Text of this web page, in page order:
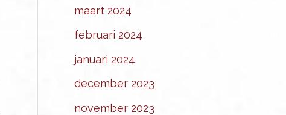
maart 2024
februari 2024
januari 2024
december 2023
november 2023